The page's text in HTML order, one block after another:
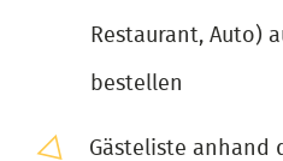
Restaurant, Auto)
bestellen
Gästeliste anhand